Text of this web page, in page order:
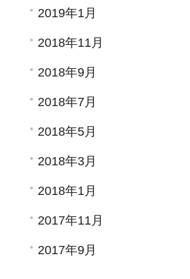
2019年1月
2018年11月
2018年9月
2018年7月
2018年5月
2018年3月
2018年1月
2017年11月
2017年9月